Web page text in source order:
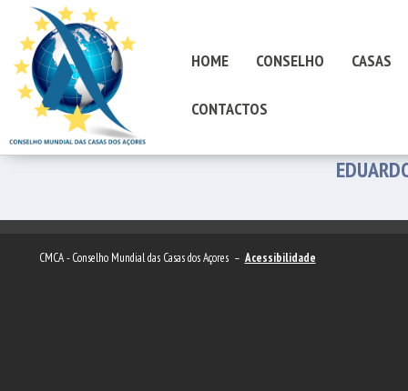
HOME CONSELHO CASAS
CONTACTOS
CMCA - Conselho Mundial das Casas dos Açores – Acessibilidade